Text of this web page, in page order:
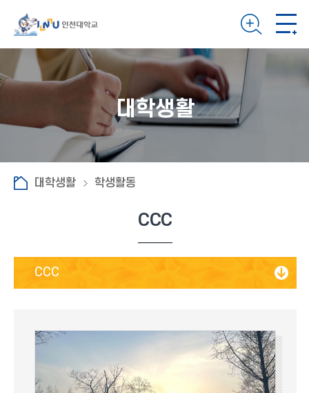
대학생활
대학생활 학생활동
CCC
CCC
JDM